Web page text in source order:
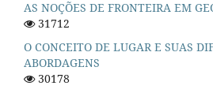
AS NOÇÕES DE FRONTEIRA EM
31712
O CONCEITO DE LUGAR E SUAS
ABORDAGENS
30178